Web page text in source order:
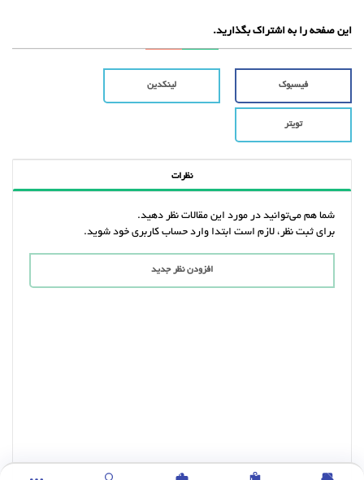
این صفحه را به اشتراک بگذارید.
فیسبوک لینکدین
تویتر
نظرات
شما هم می‌توانید در مورد این مقالات نظر دهید.
برای ثبت نظر، لازم است ابتدا وارد حساب کاربری خود شوید.
افزودن نظر جدید